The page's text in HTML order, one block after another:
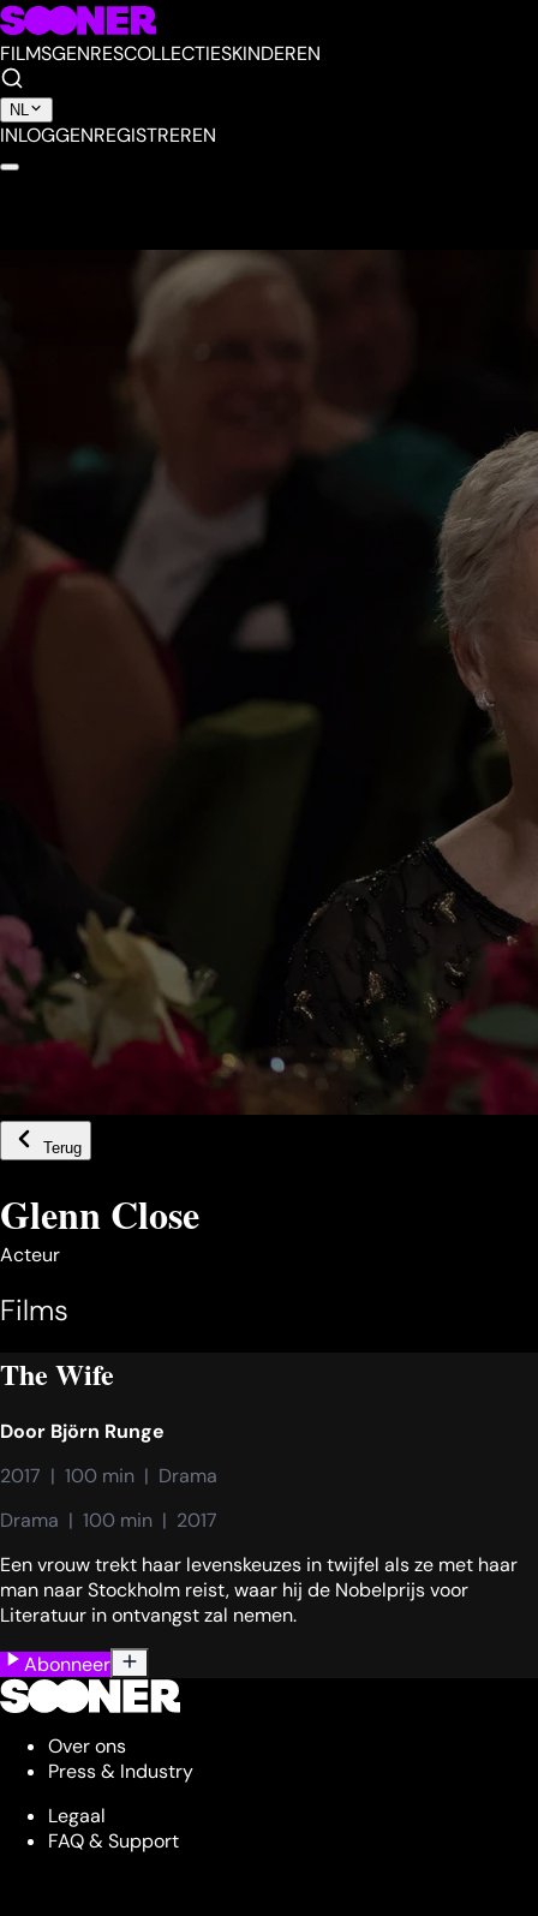
FILMSGENRESCOLLECTIESKINDEREN
NL
INLOGGENREGISTREREN
Terug
Glenn Close
Acteur
Films
The Wife
Door Björn Runge
2017  |  100 min  |  Drama
Drama  |  100 min  |  2017
Een vrouw trekt haar levenskeuzes in twijfel als ze met haar
man naar Stockholm reist, waar hij de Nobelprijs voor
Literatuur in ontvangst zal nemen.
Abonneer
Over ons
Press & Industry
Legaal
FAQ & Support